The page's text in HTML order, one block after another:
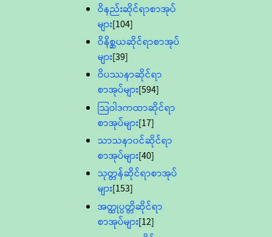
ဝိနည်းဆိုင်ရာစာအုပ်
များ[104]
ဝိနိစ္ဆယဆိုင်ရာစာအုပ်
များ[39]
ဝိပဿနာဆိုင်ရာ
စာအုပ်များ[594]
သြဝါဒကထာဆိုင်ရာ
စာအုပ်များ[17]
သာသနာ၀င်ဆိုင်ရာ
စာအုပ်များ[40]
သုတ္တန်ဆိုင်ရာစာအုပ်
များ[153]
အတ္ထုပ္ပတ္တိဆိုင်ရာ
စာအုပ်များ[12]